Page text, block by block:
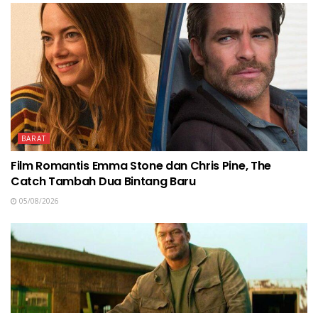
BARAT
Film Romantis Emma Stone dan Chris Pine, The
Catch Tambah Dua Bintang Baru
05/08/2026